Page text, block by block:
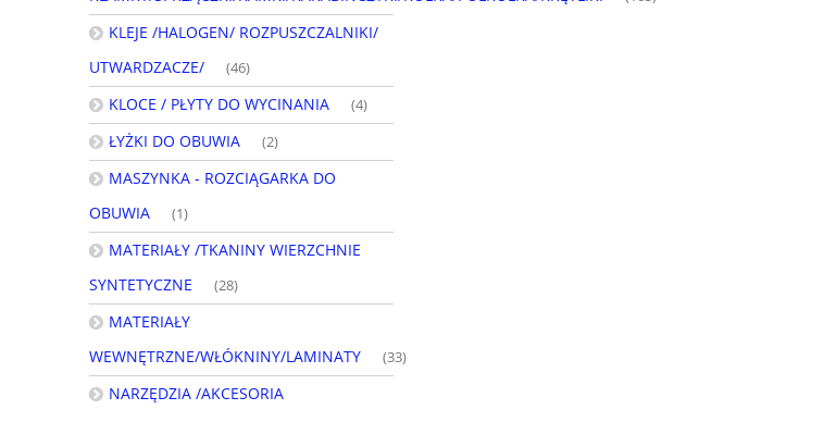
KLEJE /HALOGEN/ ROZPUSZCZALNIKI/
UTWARDZACZE/
(46)
KLOCE / PŁYTY DO WYCINANIA (4)
ŁYŻKI DO OBUWIA (2)
MASZYNKA - ROZCIĄGARKA DO
OBUWIA
(1)
MATERIAŁY /TKANINY WIERZCHNIE
SYNTETYCZNE
(28)
MATERIAŁY
WEWNĘTRZNE/WŁÓKNINY/LAMINATY
(33)
NARZĘDZIA /AKCESORIA